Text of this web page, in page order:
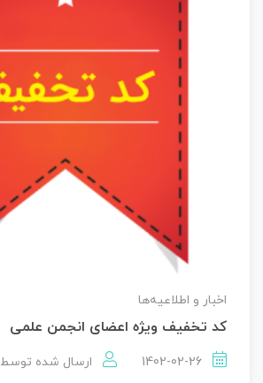
اخبار و اطلاعیه‌ها
کد تخفیف ویژه اعضای انجمن علمی
ارسال شده توسط